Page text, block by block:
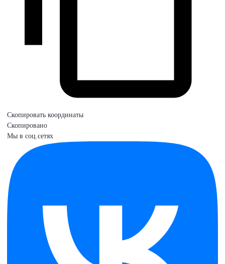
Скопировать координаты
Скопировано
Мы в соц.сетях